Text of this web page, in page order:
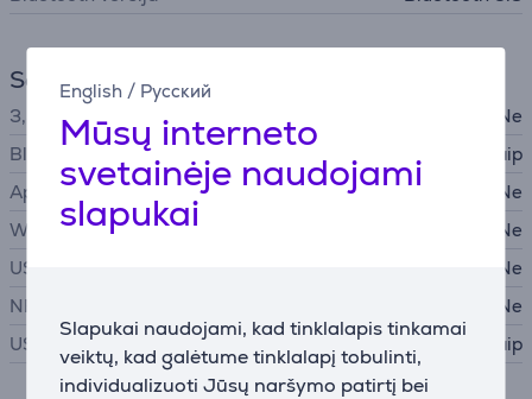
English / Русский
Mūsų interneto
svetainėje naudojami
slapukai
Slapukai naudojami, kad tinklalapis tinkamai
veiktų, kad galėtume tinklalapį tobulinti,
individualizuoti Jūsų naršymo patirtį bei
Sąsajos
3,5 mm garso įvestis
Ne
Bluetooth
Taip
Apple AirPlay 2
Ne
WiFi
Ne
USB-A
Ne
NFC
Ne
USB-C
Taip